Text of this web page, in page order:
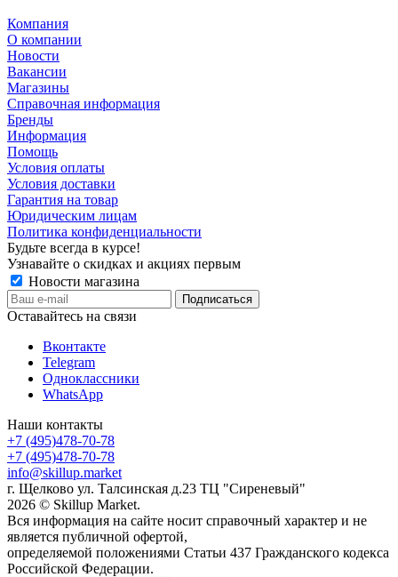
Компания
О компании
Новости
Вакансии
Магазины
Справочная информация
Бренды
Информация
Помощь
Условия оплаты
Условия доставки
Гарантия на товар
Юридическим лицам
Политика конфиденциальности
Будьте всегда в курсе!
Узнавайте о скидках и акциях первым
Новости магазина
Оставайтесь на связи
Вконтакте
Telegram
Одноклассники
WhatsApp
Наши контакты
+7 (495)478-70-78
+7 (495)478-70-78
info@skillup.market
г. Щелково ул. Талсинская д.23 ТЦ "Сиреневый"
2026 © Skillup Market.
Вся информация на сайте носит справочный характер и не
является публичной офертой,
определяемой положениями Статьи 437 Гражданского кодекса
Российской Федерации.